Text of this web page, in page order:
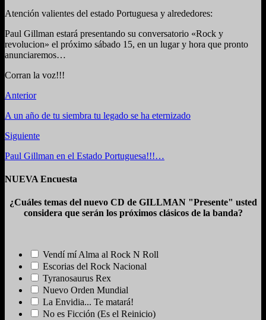
Atención valientes del estado Portuguesa y alrededores:
Paul Gillman estará presentando su conversatorio «Rock y
revolucion» el próximo sábado 15, en un lugar y hora que pronto
anunciaremos…
Corran la voz!!!
Anterior
A un año de tu siembra tu legado se ha eternizado
Siguiente
Paul Gillman en el Estado Portuguesa!!!…
NUEVA Encuesta
¿Cuáles temas del nuevo CD de GILLMAN "Presente" usted
considera que serán los próximos clásicos de la banda?
Vendí mí Alma al Rock N Roll
Escorias del Rock Nacional
Tyranosaurus Rex
Nuevo Orden Mundial
La Envidia... Te matará!
No es Ficción (Es el Reinicio)